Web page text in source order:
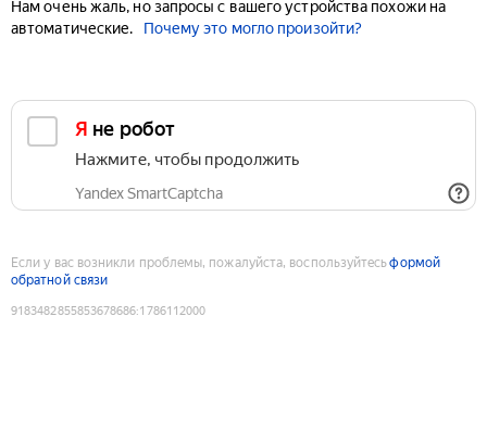
Нам очень жаль, но запросы с вашего устройства похожи на
автоматические.
Почему это могло произойти?
Я не робот
Нажмите, чтобы продолжить
Yandex SmartCaptcha
Если у вас возникли проблемы, пожалуйста, воспользуйтесьформой
обратной связи
9183482855853678686:1786112000